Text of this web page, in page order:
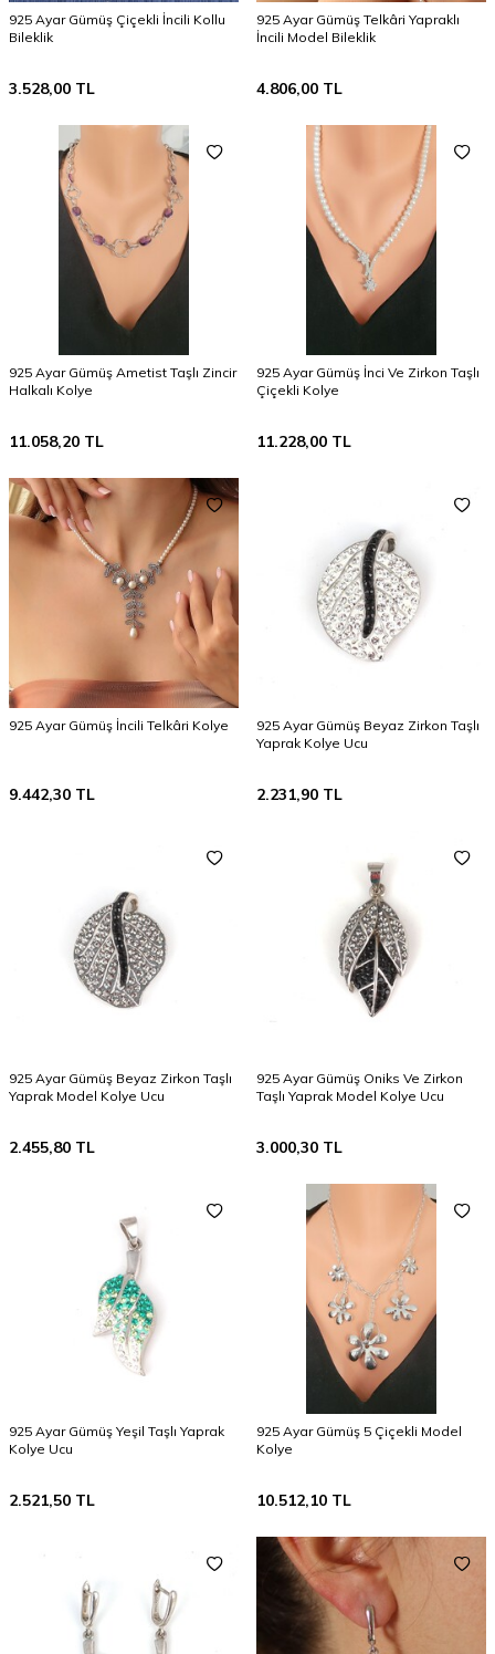
925 Ayar Gümüş Çiçekli İncili Kollu
Bileklik
3.528,00 TL
925 Ayar Gümüş Telkâri Yapraklı
İncili Model Bileklik
4.806,00 TL
925 Ayar Gümüş Ametist Taşlı Zincir
Halkalı Kolye
11.058,20 TL
925 Ayar Gümüş İnci Ve Zirkon Taşlı
Çiçekli Kolye
11.228,00 TL
925 Ayar Gümüş İncili Telkâri Kolye
9.442,30 TL
925 Ayar Gümüş Beyaz Zirkon Taşlı
Yaprak Kolye Ucu
2.231,90 TL
925 Ayar Gümüş Beyaz Zirkon Taşlı
Yaprak Model Kolye Ucu
2.455,80 TL
925 Ayar Gümüş Oniks Ve Zirkon
Taşlı Yaprak Model Kolye Ucu
3.000,30 TL
925 Ayar Gümüş Yeşil Taşlı Yaprak
Kolye Ucu
2.521,50 TL
925 Ayar Gümüş 5 Çiçekli Model
Kolye
10.512,10 TL